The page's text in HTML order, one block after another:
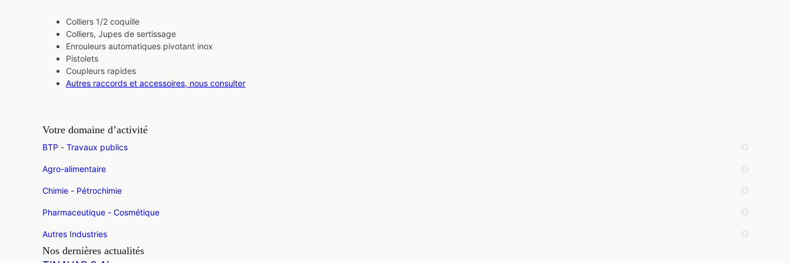
Colliers 1/2 coquille
Colliers, Jupes de sertissage
Enrouleurs automatiques pivotant inox
Pistolets
Coupleurs rapides
Autres raccords et accessoires, nous consulter
Votre domaine d’activité
BTP - Travaux publics
Agro-alimentaire
Chimie - Pétrochimie
Pharmaceutique - Cosmétique
Autres Industries
Nos dernières actualités